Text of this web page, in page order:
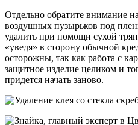
Отдельно обратите внимание
воздушных пузырьков под
удалить при помощи сухой
«уведя» в сторону обычной
осторожны, так как работа с
защитное изделие целиком и
придется начать заново.